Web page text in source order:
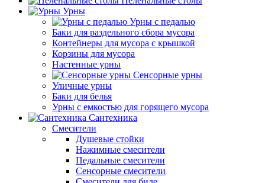
Урны
Урны с педалью
Баки для раздельного сбора мусора
Контейнеры для мусора с крышкой
Корзины для мусора
Настенные урны
Сенсорные урны
Уличные урны
Баки для белья
Урны с емкостью для горящего мусора
Сантехника
Смесители
Душевые стойки
Нажимные смесители
Педальные смесители
Сенсорные смесители